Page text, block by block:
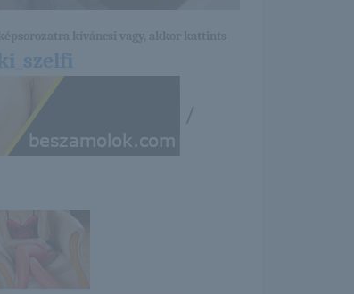
kíváncsi vagy, akkor kattints